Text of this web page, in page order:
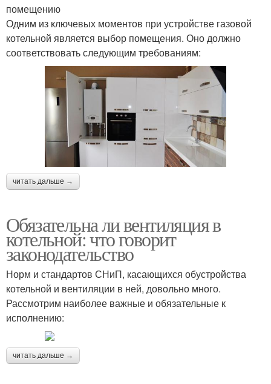
помещению
Одним из ключевых моментов при устройстве газовой
котельной является выбор помещения. Оно должно
соответствовать следующим требованиям:
читать дальше →
Обязательна ли вентиляция в
котельной: что говорит
законодательство
Норм и стандартов СНиП, касающихся обустройства
котельной и вентиляции в ней, довольно много.
Рассмотрим наиболее важные и обязательные к
исполнению:
читать дальше →